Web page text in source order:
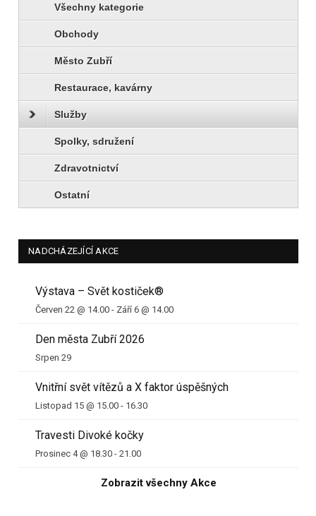
Všechny kategorie
Obchody
Město Zubří
Restaurace, kavárny
Služby
Spolky, sdružení
Zdravotnictví
Ostatní
NADCHÁZEJÍCÍ AKCE
Výstava – Svět kostiček®
Červen 22 @ 14.00 - Září 6 @ 14.00
Den města Zubří 2026
Srpen 29
Vnitřní svět vítězů a X faktor úspěšných
Listopad 15 @ 15.00 - 16.30
Travesti Divoké kočky
Prosinec 4 @ 18.30 - 21.00
Zobrazit všechny Akce